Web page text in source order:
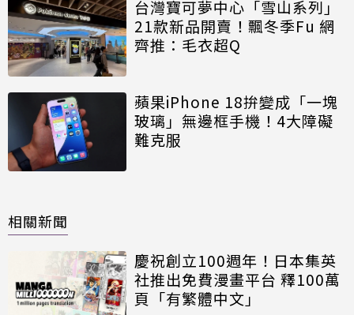
台灣寶可夢中心「雪山系列」
21款新品開賣！飄冬季Fu 網
齊推：毛衣超Q
蘋果iPhone 18拚變成「一塊
玻璃」無邊框手機！4大障礙
難克服
相關新聞
慶祝創立100週年！日本集英
社推出免費漫畫平台 釋100萬
頁「有繁體中文」